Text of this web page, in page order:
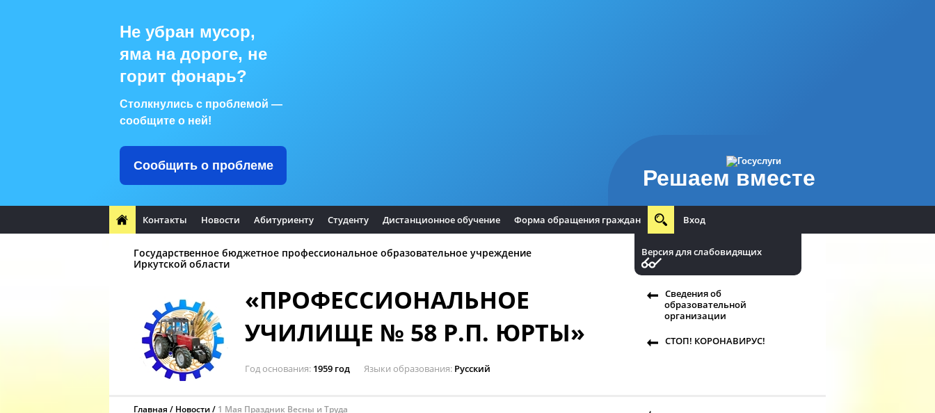
Решаем вместе
Не убран мусор,
яма на дороге, не
горит фонарь?
Столкнулись с проблемой —
сообщите о ней!
Сообщить о проблеме
Контакты Новости Абитуриенту Студенту Дистанционное обучение Форма обращения граждан Вход
Государственное бюджетное профессиональное образовательное учреждение
Иркутской области
«ПРОФЕССИОНАЛЬНОЕ
УЧИЛИЩЕ № 58 Р.П. ЮРТЫ»
Год основания 1959 год Языки образования Русский
Версия для слабовидящих
Сведения об
образовательной
организации
СТОП! КОРОНАВИРУС!
Главная Новости 1 Мая Праздник Весны и Труда